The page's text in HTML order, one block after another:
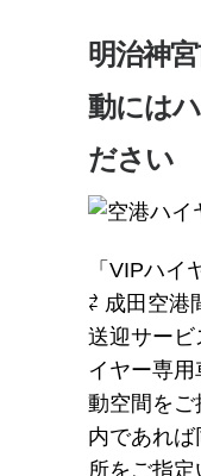
明治神
動には
ださい
「VIPハ
⇄ 成田空港
送迎サービ
イヤー専
動空間をご
内であれ
所をご指定